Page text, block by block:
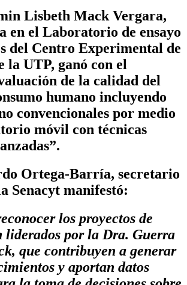
Lisbeth Mack Vergara,
en el Laboratorio de ensayo
del Centro Experimental de
la UTP, ganó con el
de la calidad del
humano incluyendo
convencionales por medio
móvil con técnicas
Ortega-Barría, secretario
Senacyt manifestó:
los proyectos de
liderados por la Dra. Guerra
que contribuyen a generar
y aportan datos